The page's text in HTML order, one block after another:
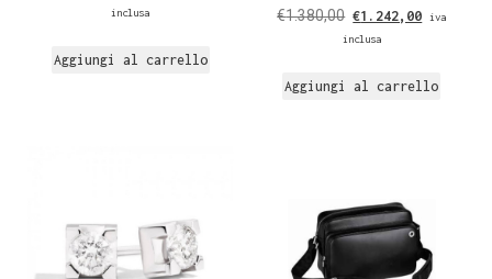
inclusa
Aggiungi al carrello
€1.380,00 €1.242,00
iva
inclusa
Aggiungi al carrello